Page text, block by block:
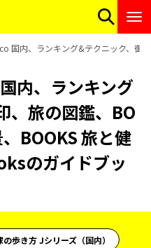
国内、ランキング&テクニック、御
内、ランキング
、旅の図鑑、BO
BOOKS 旅と健
のガイドブッ
の歩き方 Jシリーズ（国内）